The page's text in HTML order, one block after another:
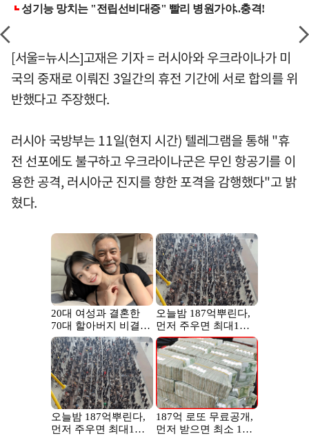
[서울=뉴시스]고재은 기자 = 러시아와 우크라이나가 미
국의 중재로 이뤄진 3일간의 휴전 기간에 서로 합의를 위
반했다고 주장했다.
러시아 국방부는 11일(현지 시간) 텔레그램을 통해 "휴
전 선포에도 불구하고 우크라이나군은 무인 항공기를 이
용한 공격, 러시아군 진지를 향한 포격을 감행했다"고 밝
혔다.